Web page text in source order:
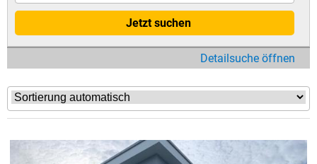
Jetzt suchen
Detailsuche öffnen